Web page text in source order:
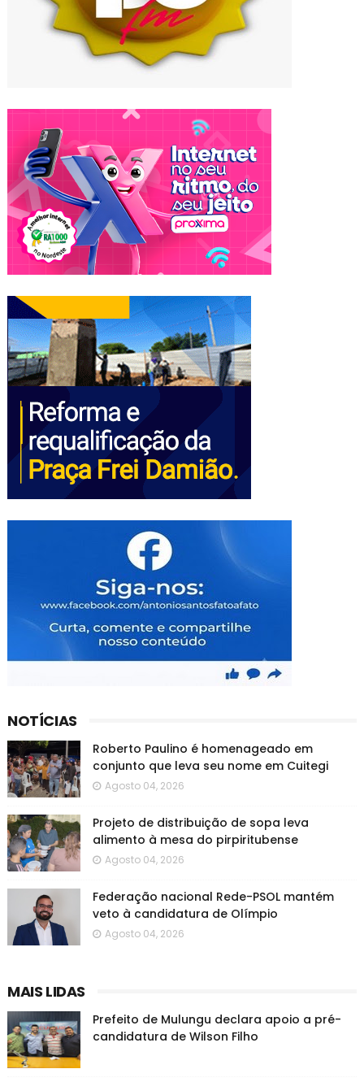
NOTÍCIAS
Roberto Paulino é homenageado em
conjunto que leva seu nome em Cuitegi
Agosto 04, 2026
Projeto de distribuição de sopa leva
alimento à mesa do pirpiritubense
Agosto 04, 2026
Federação nacional Rede-PSOL mantém
veto à candidatura de Olímpio
Agosto 04, 2026
MAIS LIDAS
Prefeito de Mulungu declara apoio a pré-
candidatura de Wilson Filho